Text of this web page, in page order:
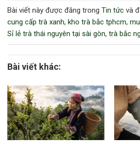
Bài viết này được đăng trong Tin tức và
cung cấp trà xanh, kho trà bắc tphcm,
Sỉ lẻ trà thái nguyên tại sài gòn, trà bắc
Bài viết khác: